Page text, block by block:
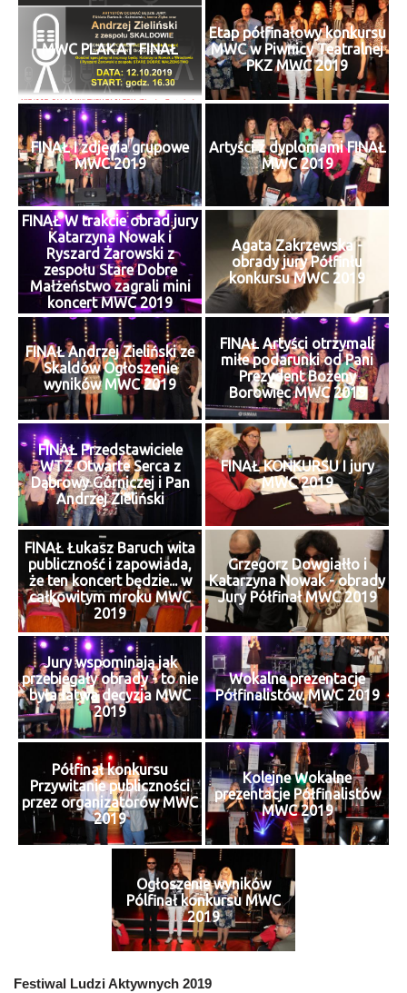
MWC PLAKAT FINAŁ
Etap półfinałowy konkursu
MWC w Piwnicy Teatralnej
PKZ MWC 2019
FINAŁ I zdjęcia grupowe
MWC 2019
Artyści z dyplomami FINAŁ
MWC 2019
FINAŁ W trakcie obrad jury
Katarzyna Nowak i
Ryszard Żarowski z
zespołu Stare Dobre
Małżeństwo zagrali mini
koncert MWC 2019
Agata Zakrzewska -
obrady jury Półfinłu
konkursu MWC 2019
FINAŁ Andrzej Zieliński ze
Skaldów Ogłoszenie
wyników MWC 2019
FINAŁ Artyści otrzymali
miłe podarunki od Pani
Prezydent Bożeny
Borowiec MWC 2019
FINAŁ Przedstawiciele
WTZ Otwarte Serca z
Dąbrowy Górniczej i Pan
Andrzej Zieliński
FINAŁ KONKURSU I jury
MWC 2019
FINAŁ Łukasz Baruch wita
publiczność i zapowiada,
że ten koncert będzie... w
całkowitym mroku MWC
2019
Grzegorz Dowgiałło i
Katarzyna Nowak - obrady
Jury Półfinał MWC 2019
Jury wspominają jak
przebiegały obrady - to nie
była łatwa decyzja MWC
2019
Wokalne prezentacje
Półfinalistów. MWC 2019
Półfinał konkursu
Przywitanie publiczności
przez organizatorów MWC
2019
Kolejne Wokalne
prezentacje Półfinalistów
MWC 2019
Ogłoszenie wyników
Pólfinał konkursu MWC
2019
Festiwal Ludzi Aktywnych 2019